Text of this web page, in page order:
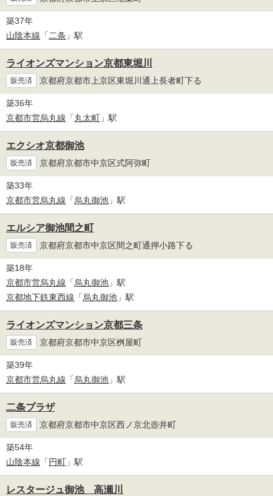
築37年
山陰本線 「 二条 」駅
ライオンズマンション京都東堀川
販売済 京都府京都市上京区東堀川通上長者町下る
築36年
京都市営烏丸線 「丸太町 」駅
エクシオ京都御池
販売済 京都府京都市中京区式阿弥町
築33年
京都市営烏丸線 「烏丸御池 」駅
エルシア御池間之町
販売済 京都府京都市中京区間之町通押小路下る
築18年
京都市営烏丸線 「烏丸御池 」駅
京都地下鉄東西線 「烏丸御池 」駅
ライオンズマンション京都三条
販売済 京都府京都市中京区桝屋町
築39年
京都市営烏丸線 「烏丸御池 」駅
二条プラザ
販売済 京都府京都市中京区西ノ京北壺井町
築54年
山陰本線 「円町 」駅
レスタージュ御池 高瀬川